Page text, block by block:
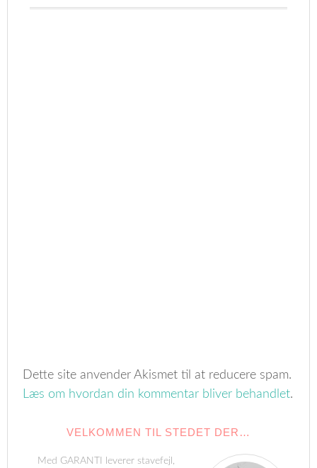
Dette site anvender Akismet til at reducere spam.
Læs om hvordan din kommentar bliver behandlet.
VELKOMMEN TIL STEDET DER…
Med GARANTI leverer stavefejl,